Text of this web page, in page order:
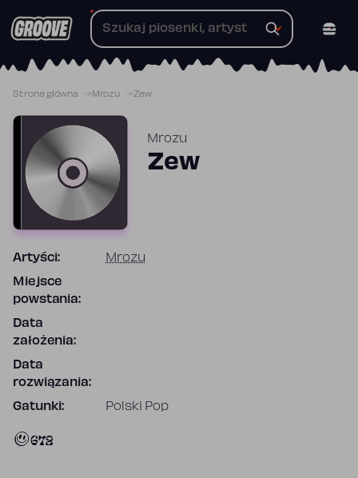
do
Strona główna Mrozu Zew
Mrozu
Zew
Artyści: Mrozu
Miejsce
powstania:
Data
założenia:
Data
rozwiązania:
Gatunki: Polski Pop
672